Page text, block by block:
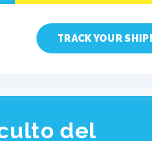
TRACK YOUR
del